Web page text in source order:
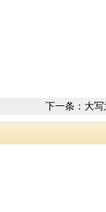
下一条： 大
展出作品90余